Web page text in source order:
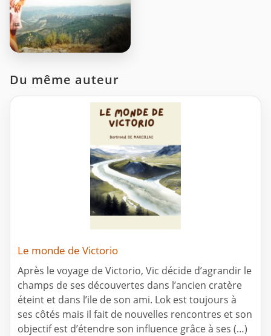
Du même auteur
Le monde de Victorio
Après le voyage de Victorio, Vic décide d’agrandir le
champs de ses découvertes dans l’ancien cratère
éteint et dans l’ile de son ami. Lok est toujours à
ses côtés mais il fait de nouvelles rencontres et son
objectif est d’étendre son influence grâce à ses (…)